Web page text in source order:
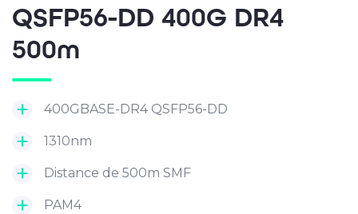
QSFP56-DD 400G DR4
500m
400GBASE-DR4 QSFP56-DD
1310nm
Distance de 500m SMF
PAM4